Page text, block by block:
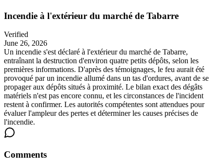
Incendie à l'extérieur du marché de Tabarre
Verified
June 26, 2026
Un incendie s'est déclaré à l'extérieur du marché de Tabarre,
entraînant la destruction d'environ quatre petits dépôts, selon les
premières informations. D'après des témoignages, le feu aurait été
provoqué par un incendie allumé dans un tas d'ordures, avant de se
propager aux dépôts situés à proximité. Le bilan exact des dégâts
matériels n'est pas encore connu, et les circonstances de l'incident
restent à confirmer. Les autorités compétentes sont attendues pour
évaluer l'ampleur des pertes et déterminer les causes précises de
l'incendie.
Comments